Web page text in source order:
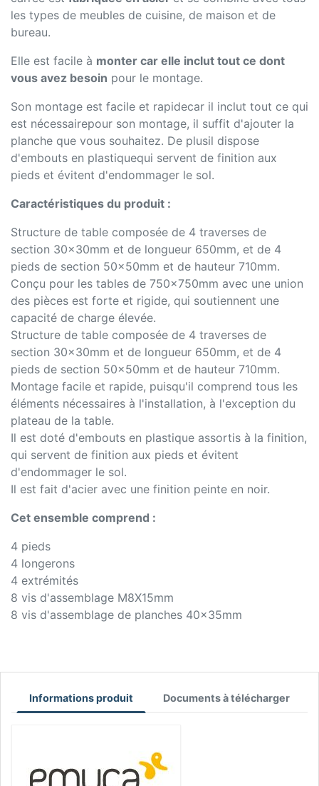
les types de meubles de cuisine, de maison et de
bureau.
Elle est facile à monter car elle inclut tout ce dont
vous avez besoin pour le montage.
Son montage est facile et rapidecar il inclut tout ce qui
est nécessairepour son montage, il suffit d'ajouter la
planche que vous souhaitez. De plusil dispose
d'embouts en plastiquequi servent de finition aux
pieds et évitent d'endommager le sol.
Caractéristiques du produit :
Structure de table composée de 4 traverses de
section 30x30mm et de longueur 650mm, et de 4
pieds de section 50x50mm et de hauteur 710mm.
Conçu pour les tables de 750x750mm avec une union
des pièces est forte et rigide, qui soutiennent une
capacité de charge élevée.
Structure de table composée de 4 traverses de
section 30x30mm et de longueur 650mm, et de 4
pieds de section 50x50mm et de hauteur 710mm.
Montage facile et rapide, puisqu'il comprend tous les
éléments nécessaires à l'installation, à l'exception du
plateau de la table.
Il est doté d'embouts en plastique assortis à la finition,
qui servent de finition aux pieds et évitent
d'endommager le sol.
Il est fait d'acier avec une finition peinte en noir.
Cet ensemble comprend :
4 pieds
4 longerons
4 extrémités
8 vis d'assemblage M8X15mm
8 vis d'assemblage de planches 40x35mm
Informations produit Documents à télécharger